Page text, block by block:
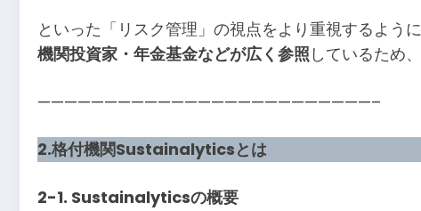
といった「リスク管理」の視点をより重視するよ
機関投資家・年金基金などが広く参照しているため
—————————————————————————–
2.格付機関Sustainalyticsとは
2-1. Sustainalyticsの概要